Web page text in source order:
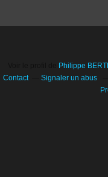
Philippe
Contact
Signaler un abus